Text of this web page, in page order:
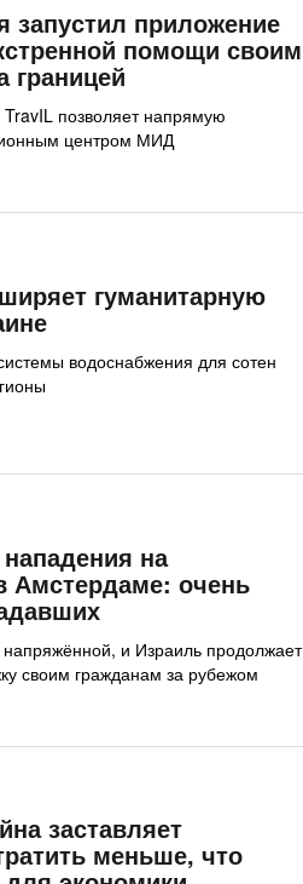
приложение
помощи своим
границей
позволяет напрямую
центром МИД
гуманитарную
водоснабжения для сотен
на
Амстердаме: очень
напряжённой, и Израиль продолжает
своим гражданам за рубежом
заставляет
меньше, что